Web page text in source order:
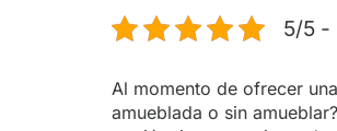
5/5 -
Al momento de ofrecer
amueblada o sin